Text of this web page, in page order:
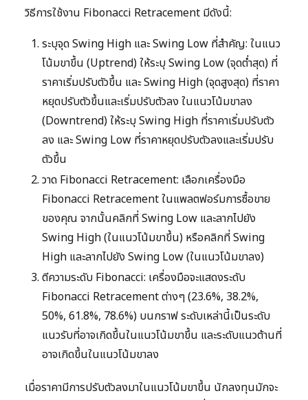
วิธีการใช้งาน Fibonacci Retracement มีดังนี้:
ระบุจุด Swing High และ Swing Low ที่สำคัญ: ในแนว
โน้มขาขึ้น (Uptrend) ให้ระบุ Swing Low (จุดต่ำสุด) ที่
ราคาเริ่มปรับตัวขึ้น และ Swing High (จุดสูงสุด) ที่ราคา
หยุดปรับตัวขึ้นและเริ่มปรับตัวลง ในแนวโน้มขาลง
(Downtrend) ให้ระบุ Swing High ที่ราคาเริ่มปรับตัว
ลง และ Swing Low ที่ราคาหยุดปรับตัวลงและเริ่มปรับ
ตัวขึ้น
วาด Fibonacci Retracement: เลือกเครื่องมือ
Fibonacci Retracement ในแพลตฟอร์มการซื้อขาย
ของคุณ จากนั้นคลิกที่ Swing Low และลากไปยัง
Swing High (ในแนวโน้มขาขึ้น) หรือคลิกที่ Swing
High และลากไปยัง Swing Low (ในแนวโน้มขาลง)
ตีความระดับ Fibonacci: เครื่องมือจะแสดงระดับ
Fibonacci Retracement ต่างๆ (23.6%, 38.2%,
50%, 61.8%, 78.6%) บนกราฟ ระดับเหล่านี้เป็นระดับ
แนวรับที่อาจเกิดขึ้นในแนวโน้มขาขึ้น และระดับแนวต้านที่
อาจเกิดขึ้นในแนวโน้มขาลง
เมื่อราคามีการปรับตัวลงมาในแนวโน้มขาขึ้น นักลงทุนมักจะ